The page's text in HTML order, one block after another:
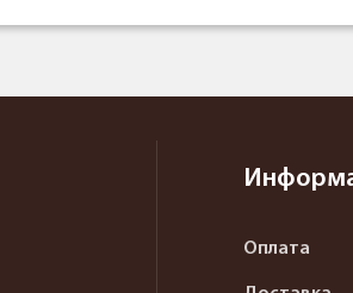
Оплата